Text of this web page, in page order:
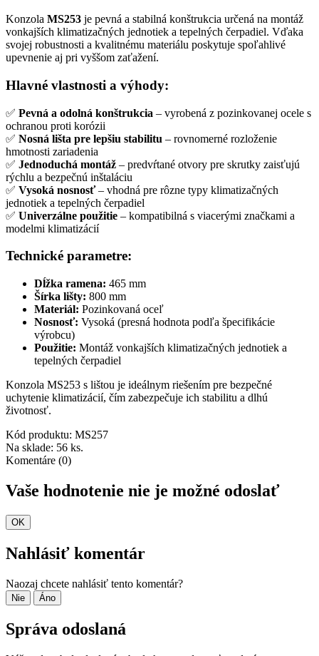
Konzola MS253 je pevná a stabilná konštrukcia určená na montáž
vonkajších klimatizačných jednotiek a tepelných čerpadiel. Vďaka
svojej robustnosti a kvalitnému materiálu poskytuje spoľahlivé
upevnenie aj pri vyššom zaťažení.
Hlavné vlastnosti a výhody:
✅ Pevná a odolná konštrukcia – vyrobená z pozinkovanej ocele s
ochranou proti korózii
✅ Nosná lišta pre lepšiu stabilitu – rovnomerné rozloženie
hmotnosti zariadenia
✅ Jednoduchá montáž – predvŕtané otvory pre skrutky zaisťujú
rýchlu a bezpečnú inštaláciu
✅ Vysoká nosnosť– vhodná pre rôzne typy klimatizačných
jednotiek a tepelných čerpadiel
✅ Univerzálne použitie – kompatibilná s viacerými značkami a
modelmi klimatizácií
Technické parametre:
Dĺžka ramena: 465 mm
Šírka lišty: 800 mm
Materiál: Pozinkovaná oceľ
Nosnosť: Vysoká (presná hodnota podľa špecifikácie
výrobcu)
Použitie: Montáž vonkajších klimatizačných jednotiek a
tepelných čerpadiel
Konzola MS253 s lištou je ideálnym riešením pre bezpečné
uchytenie klimatizácií, čím zabezpečuje ich stabilitu a dlhú
životnosť.
Kód produktu: MS257
Na sklade: 56 ks.
Komentáre (0)
Vaše hodnotenie nie je možné odoslať
OK
Nahlásiť komentár
Naozaj chcete nahlásiť tento komentár?
Nie Áno
Správa odoslaná